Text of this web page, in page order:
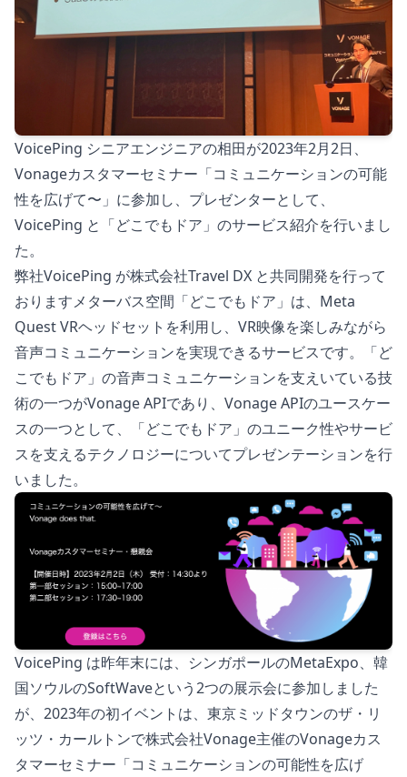
VoicePing シニアエンジニアの相田が2023年2月2日、
Vonageカスタマーセミナー「コミュニケーションの可能
性を広げて〜」に参加し、プレゼンターとして、
VoicePing と「どこでもドア」のサービス紹介を行いまし
た。
弊社VoicePing が株式会社Travel DX と共同開発を行って
おりますメターバス空間「どこでもドア」は、Meta
Quest VRヘッドセットを利用し、VR映像を楽しみながら
音声コミュニケーションを実現できるサービスです。「ど
こでもドア」の音声コミュニケーションを支えいている技
術の一つがVonage APIであり、Vonage APIのユースケー
スの一つとして、「どこでもドア」のユニーク性やサービ
スを支えるテクノロジーについてプレゼンテーションを行
いました。
VoicePing は昨年末には、シンガポールのMetaExpo、韓
国ソウルのSoftWaveという2つの展示会に参加しました
が、2023年の初イベントは、東京ミッドタウンのザ・リ
ッツ・カールトンで株式会社Vonage主催のVonageカス
タマーセミナー「コミュニケーションの可能性を広げ